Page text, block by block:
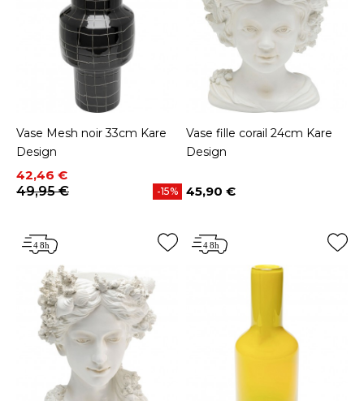
Vase Mesh noir 33cm Kare
Design
Prix
42,46 €
Prix de base
49,95 €
-15%
Vase fille corail 24cm Kare
Design
Prix
45,90 €